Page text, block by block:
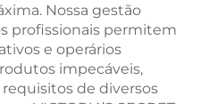
Nossa gestão
profissionais permitem
e operários
impecáveis,
de diversos